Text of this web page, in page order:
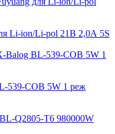
Li-ion/Li-pol 21В 2,0А 5S
539-COB 5W 1 реж